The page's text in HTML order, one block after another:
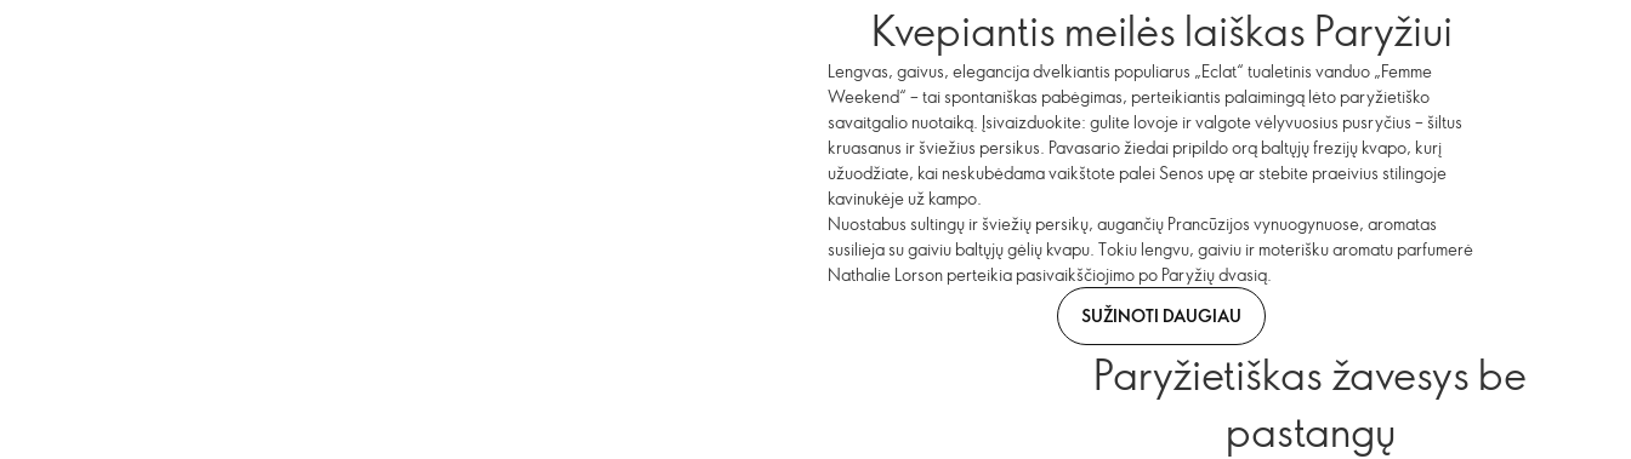
Kvepiantis meilės laiškas Paryžiui
Lengvas, gaivus, elegancija dvelkiantis populiarus „Eclat“ tualetinis vanduo „Femme
Weekend“ – tai spontaniškas pabėgimas, perteikiantis palaimingą lėto paryžietiško
savaitgalio nuotaiką. Įsivaizduokite: gulite lovoje ir valgote vėlyvuosius pusryčius – šiltus
kruasanus ir šviežius persikus. Pavasario žiedai pripildo orą baltųjų frezijų kvapo, kurį
užuodžiate, kai neskubėdama vaikštote palei Senos upę ar stebite praeivius stilingoje
kavinukėje už kampo.
Nuostabus sultingų ir šviežių persikų, augančių Prancūzijos vynuogynuose, aromatas
susilieja su gaiviu baltųjų gėlių kvapu. Tokiu lengvu, gaiviu ir moterišku aromatu parfumerė
Nathalie Lorson perteikia pasivaikščiojimo po Paryžių dvasią.
SUŽINOTI DAUGIAU
Paryžietiškas žavesys be
pastangų